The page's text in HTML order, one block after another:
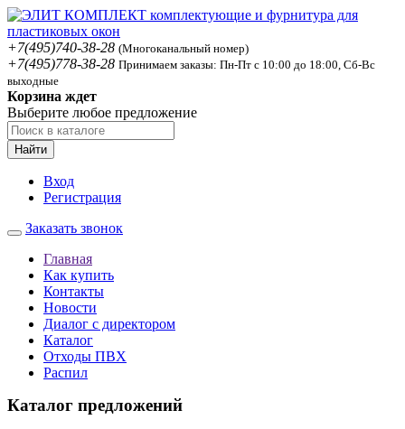
+7(495)740-38-28 (Многоканальный номер)
+7(495)778-38-28 Принимаем заказы: Пн-Пт с 10:00 до 18:00, Сб-Вс
выходные
Корзина ждет
Выберите любое предложение
Найти
Вход
Регистрация
Заказать звонок
Главная
Как купить
Контакты
Новости
Диалог с директором
Каталог
Отходы ПВХ
Распил
Каталог предложений